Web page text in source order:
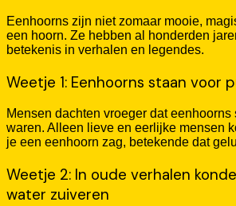
Eenhoorns zijn niet zomaar mooie,
een hoorn. Ze hebben al honderden
betekenis in verhalen en legendes.
Weetje 1: Eenhoorns staan voor
Mensen dachten vroeger dat
waren. Alleen lieve en eerlijke mensen
je een eenhoorn zag, betekende dat
Weetje 2: In oude verhalen
water zuiveren